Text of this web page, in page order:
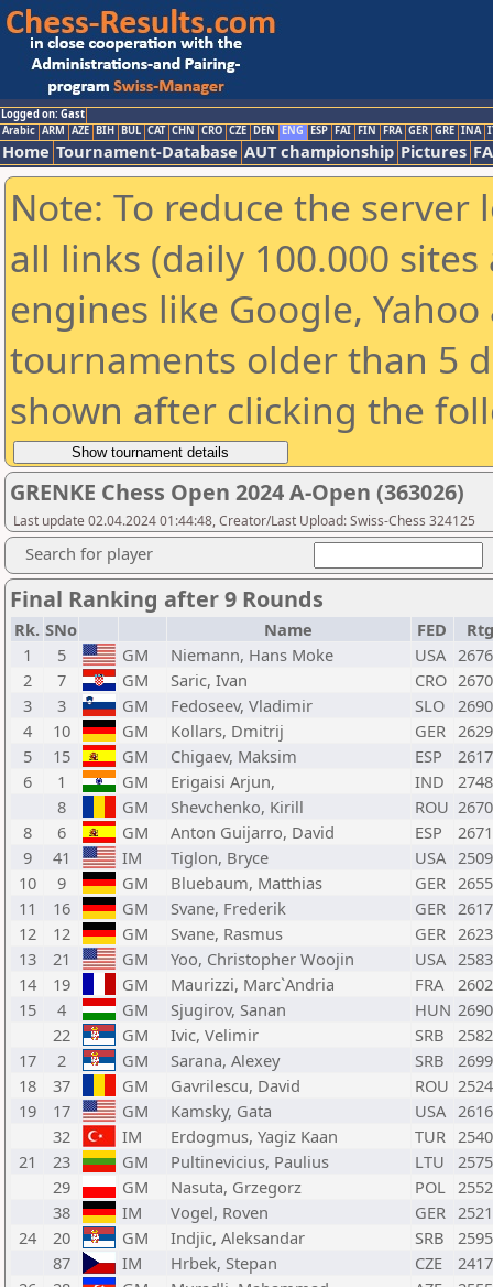
Logged on: Gast
Arabic ARM AZE BIH BUL CAT CHN CRO CZE DEN ENG ESP FAI FIN FRA GER GRE INA
Home Tournament-Database AUT championship Pictures
Note: To reduce the
all links (daily 100.000
engines like Google,
tournaments older than 5
shown after clicking the
GRENKE Chess Open 2024 A-Open (363026)
Last update 02.04.2024 01:44:48, Creator/Last Upload: Swiss-Chess 324125
Search for player
Final Ranking after 9 Rounds
Rk. SNo Name FED
Rtg
1
5 GM Niemann, Hans Moke USA 2676
2
7 GM Saric, Ivan CRO 2670
3
3 GM Fedoseev, Vladimir SLO 2690
4
10 GM Kollars, Dmitrij GER 2629
5
15 GM Chigaev, Maksim ESP
2617
6
1 GM Erigaisi Arjun, IND
2748
8
GM Shevchenko, Kirill ROU 2670
8
6 GM Anton Guijarro, David ESP
2671
9
41 IM Tiglon, Bryce USA 2509
10
9 GM Bluebaum, Matthias GER 2655
11
16 GM Svane, Frederik GER 2617
12
12 GM Svane, Rasmus GER 2623
13
21 GM Yoo, Christopher Woojin USA 2583
14
19 GM Maurizzi, Marc`Andria FRA
2602
15
4 GM Sjugirov, Sanan HUN 2690
22
GM Ivic, Velimir SRB
2582
17
2 GM Sarana, Alexey SRB
2699
18
37 GM Gavrilescu, David ROU 2524
19
17 GM Kamsky, Gata USA 2616
32
IM Erdogmus, Yagiz Kaan TUR 2540
21
23 GM Pultinevicius, Paulius LTU
2575
29
GM Nasuta, Grzegorz POL 2552
38
IM Vogel, Roven GER 2521
24
20 GM Indjic, Aleksandar SRB
2595
87
IM Hrbek, Stepan CZE
2417